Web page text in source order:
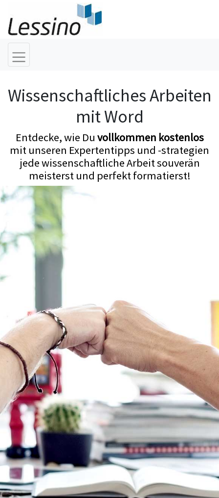
Wissenschaftliches Arbeiten
mit Word
Entdecke, wie Du vollkommen kostenlos
mit unseren Expertentipps und -strategien
jede wissenschaftliche Arbeit souverän
meisterst und perfekt formatierst!